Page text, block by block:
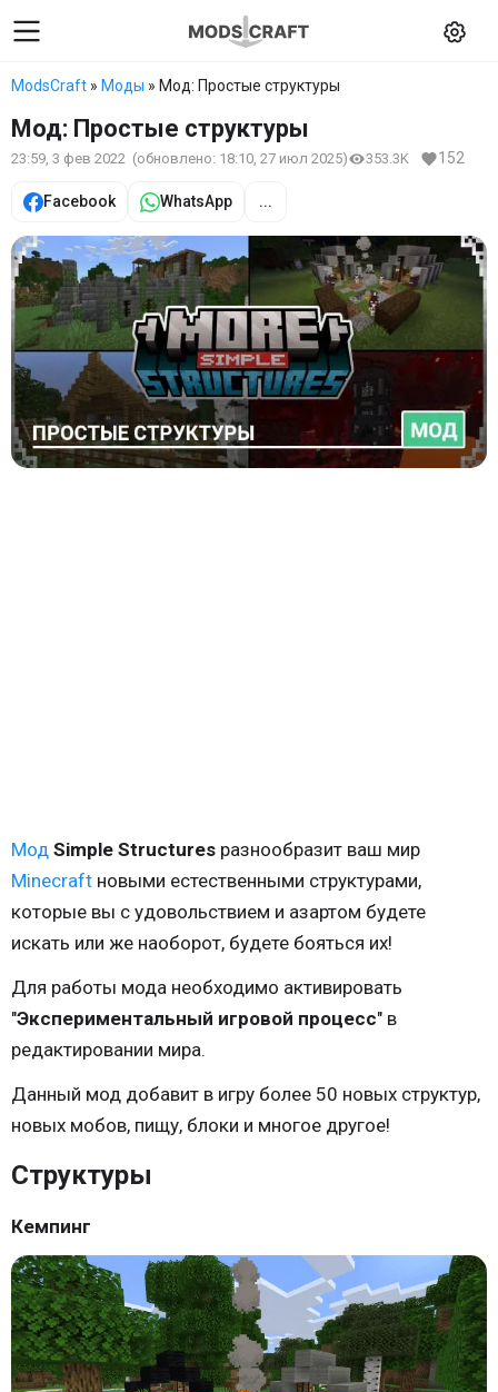
ModsCraft » Моды » Мод: Простые структуры
Мод: Простые структуры
23:59, 3 фев 2022 (обновлено: 18:10, 27 июл 2025) 353.3K 152
Facebook WhatsApp ...
Мод Simple Structures разнообразит ваш мир
Minecraft новыми естественными структурами,
которые вы с удовольствием и азартом будете
искать или же наоборот, будете бояться их!
Для работы мода необходимо активировать
"Экспериментальный игровой процесс" в
редактировании мира.
Данный мод добавит в игру более 50 новых структур,
новых мобов, пищу, блоки и многое другое!
Структуры
Кемпинг